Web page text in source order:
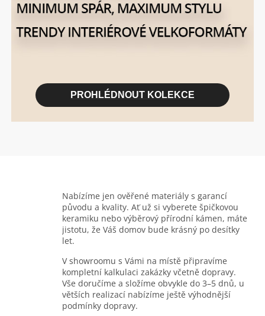
PROHLÉDNOUT KOLEKCE
Nabízíme jen ověřené materiály s garancí
původu a kvality. Ať už si vyberete špičkovou
keramiku nebo výběrový přírodní kámen, máte
jistotu, že Váš domov bude krásný po desítky
let.
V showroomu s Vámi na místě připravíme
kompletní kalkulaci zakázky včetně dopravy.
Vše doručíme a složíme obvykle do 3–5 dnů, u
větších realizací nabízíme ještě výhodnější
podmínky dopravy.